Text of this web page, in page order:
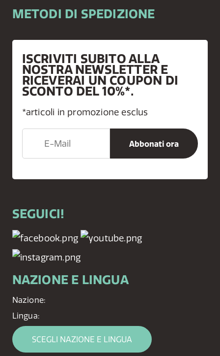
METODI DI SPEDIZIONE
ISCRIVITI SUBITO ALLA
NOSTRA NEWSLETTER E
RICEVERAI UN COUPON DI
SCONTO DEL 10%*.
*articoli in promozione esclus
SEGUICI!
NAZIONE E LINGUA
Nazione:
Lingua:
SCEGLI NAZIONE E LINGUA